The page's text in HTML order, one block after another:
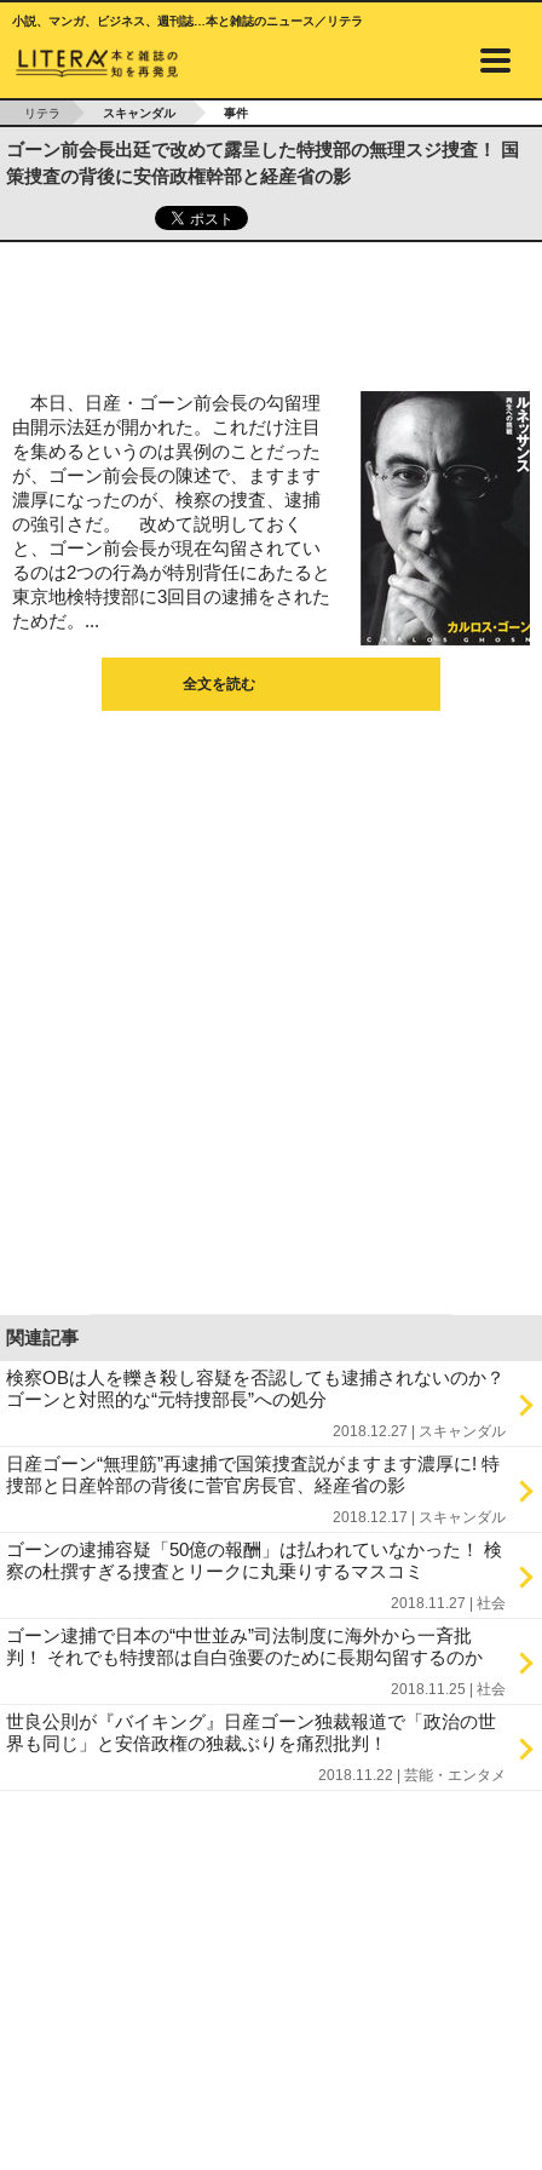
小説、マンガ、ビジネス、週刊誌…本と雑誌のニュース／リテラ
リテラ スキャンダル 事件
ゴーン前会長出廷で改めて露呈した特捜部の無理スジ捜査！ 国
策捜査の背後に安倍政権幹部と経産省の影
本日、日産・ゴーン前会長の勾留理
由開示法廷が開かれた。これだけ注目
を集めるというのは異例のことだった
が、ゴーン前会長の陳述で、ますます
濃厚になったのが、検察の捜査、逮捕
の強引さだ。 改めて説明しておく
と、ゴーン前会長が現在勾留されてい
るのは2つの行為が特別背任にあたると
東京地検特捜部に3回目の逮捕をされた
ためだ。...
全文を読む
関連記事
検察OBは人を轢き殺し容疑を否認しても逮捕されないのか？
ゴーンと対照的な“元特捜部長”への処分
2018.12.27 | スキャンダル
日産ゴーン“無理筋”再逮捕で国策捜査説がますます濃厚に! 特
捜部と日産幹部の背後に菅官房長官、経産省の影
2018.12.17 | スキャンダル
ゴーンの逮捕容疑「50億の報酬」は払われていなかった！ 検
察の杜撰すぎる捜査とリークに丸乗りするマスコミ
2018.11.27 | 社会
ゴーン逮捕で日本の“中世並み”司法制度に海外から一斉批
判！ それでも特捜部は自白強要のために長期勾留するのか
2018.11.25 | 社会
世良公則が『バイキング』日産ゴーン独裁報道で「政治の世
界も同じ」と安倍政権の独裁ぶりを痛烈批判！
2018.11.22 | 芸能・エンタメ